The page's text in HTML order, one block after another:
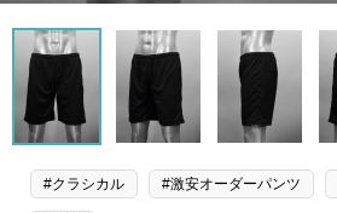
#クラシカル #激安オーダーパンツ